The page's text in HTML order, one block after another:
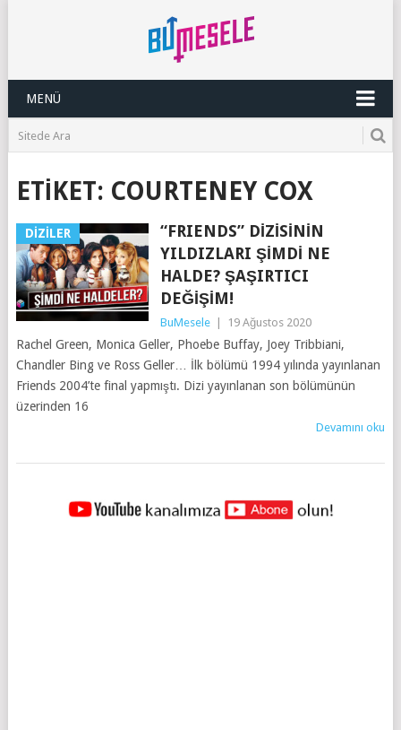
MENÜ
ETIKET: COURTENEY COX
DIZILER
“FRIENDS” DIZISININ
YILDIZLARI ŞIMDI NE
HALDE? ŞAŞIRTICI
DEĞIŞIM!
BuMesele 19 Ağustos 2020
Rachel Green, Monica Geller, Phoebe Buffay, Joey Tribbiani,
Chandler Bing ve Ross Geller… İlk bölümü 1994 yılında yayınlanan
Friends 2004’te final yapmıştı. Dizi yayınlanan son bölümünün
üzerinden 16
Devamını oku
YAZILAR